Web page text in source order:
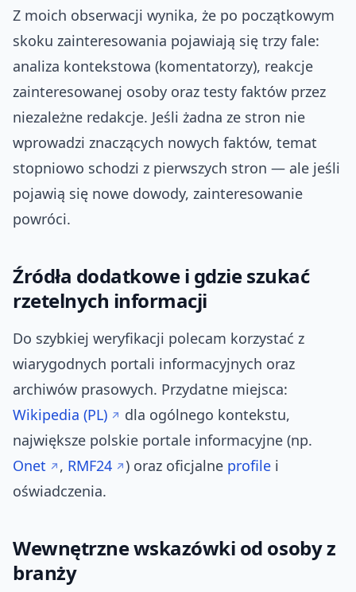
Z moich obserwacji wynika, że po początkowym
skoku zainteresowania pojawiają się trzy fale:
analiza kontekstowa (komentatorzy), reakcje
zainteresowanej osoby oraz testy faktów przez
niezależne redakcje. Jeśli żadna ze stron nie
wprowadzi znaczących nowych faktów, temat
stopniowo schodzi z pierwszych stron — ale jeśli
pojawią się nowe dowody, zainteresowanie
powróci.
Źródła dodatkowe i gdzie szukać
rzetelnych informacji
Do szybkiej weryfikacji polecam korzystać z
wiarygodnych portali informacyjnych oraz
archiwów prasowych. Przydatne miejsca:
Wikipedia (PL)
dla ogólnego kontekstu,
największe polskie portale informacyjne (np.
Onet
, RMF24 ) oraz oficjalne profile i
oświadczenia.
Wewnętrzne wskazówki od osoby z
branży